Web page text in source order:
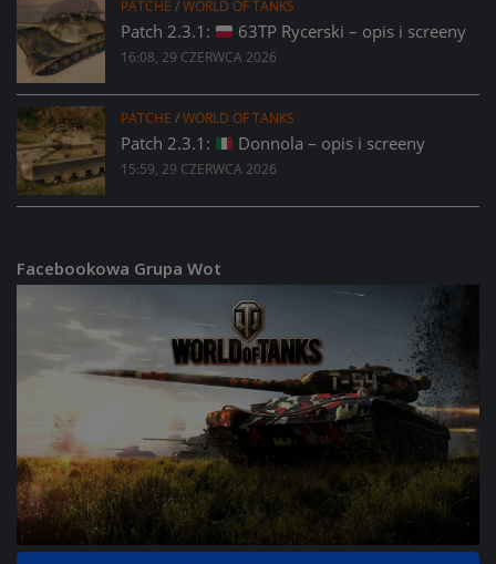
PATCHE /WORLD OF TANKS
Patch 2.3.1: 63TP Rycerski – opis i screeny
16:08, 29 CZERWCA 2026
PATCHE /WORLD OF TANKS
Patch 2.3.1: Donnola – opis i screeny
15:59, 29 CZERWCA 2026
Facebookowa Grupa Wot